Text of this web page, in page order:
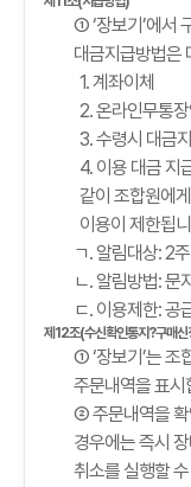
① ‘장보기’에서
대금지급방법은
1. 계좌이체
2. 온라인무통
3. 수령시 대금
4. 이용 대금 지
같이 조합원에
이용이 제한됩
ㄱ. 알림대상: 2
ㄴ. 알림방법: 문
ㄷ. 이용제한: 공
제12조(수신확인통지?구매신
① ‘장보기’는 조
주문내역을 표시
② 주문내역을 확
경우에는 즉시
취소를 실행할